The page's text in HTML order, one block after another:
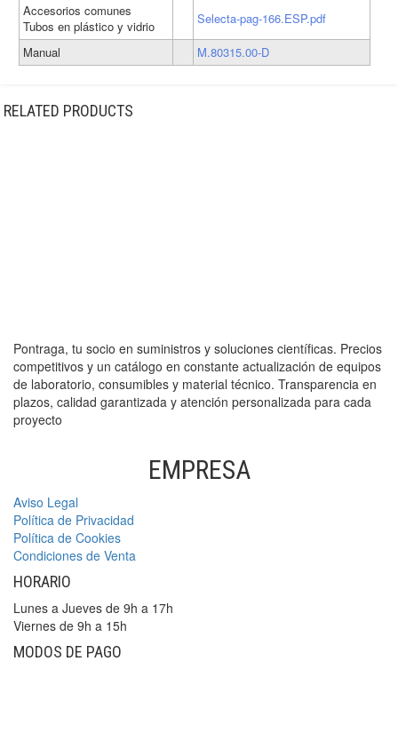
Accesorios comunes
Tubos en plástico y vidrio
Selecta-pag-166.ESP.pdf
Manual
M.80315.00-D
RELATED PRODUCTS
Pontraga, tu socio en suministros y soluciones científicas. Precios
competitivos y un catálogo en constante actualización de equipos
de laboratorio, consumibles y material técnico. Transparencia en
plazos, calidad garantizada y atención personalizada para cada
proyecto
EMPRESA
Aviso Legal
Política de Privacidad
Política de Cookies
Condiciones de Venta
HORARIO
Lunes a Jueves de 9h a 17h
Viernes de 9h a 15h
MODOS DE PAGO